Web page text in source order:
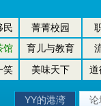
民 菁菁校园
馆 育儿与教育
笑 美味天下
道
YY的港湾 论